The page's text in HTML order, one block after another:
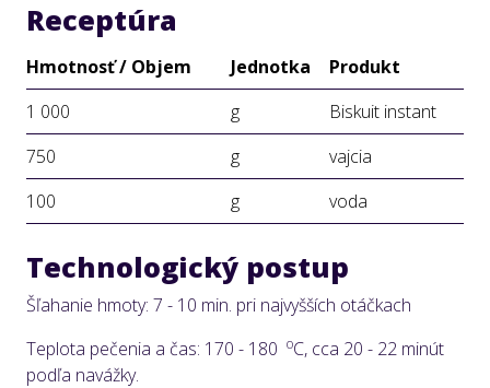
Receptúra
Hmotnosť / Objem Jednotka
Produkt
1 000
g
Biskuit instant
750
g
vajcia
100
g voda
Technologický postup
Šľahanie hmoty: 7 - 10 min. pri najvyšších otáčkach
Teplota pečenia a čas: 170 - 180 oC, cca 20 - 22 minút
podľa navážky.